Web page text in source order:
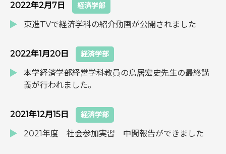
2022年2月7日 経済学部
東進TVで経済学科の紹介動画が公開されました
2022年1月20日 経済学部
本学経済学部経営学科教員の鳥居宏史先生の最終講
義が行われました。
2021年12月15日 経済学部
2021年度 社会参加実習 中間報告ができました